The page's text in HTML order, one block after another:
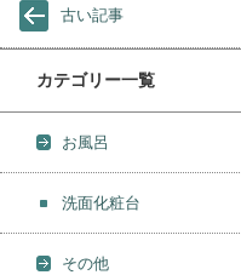
古い記事
カテゴリー一覧
お風呂
洗面化粧台
その他